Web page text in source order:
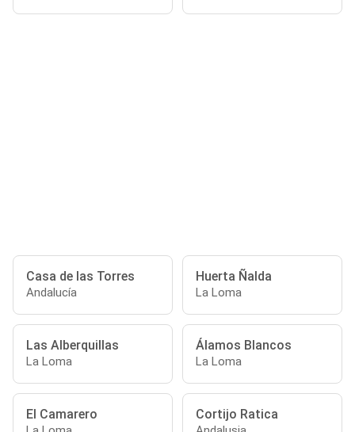
Casa de las Torres
Andalucía
Huerta Ñalda
La Loma
Las Alberquillas
La Loma
Álamos Blancos
La Loma
El Camarero Cortijo Ratica